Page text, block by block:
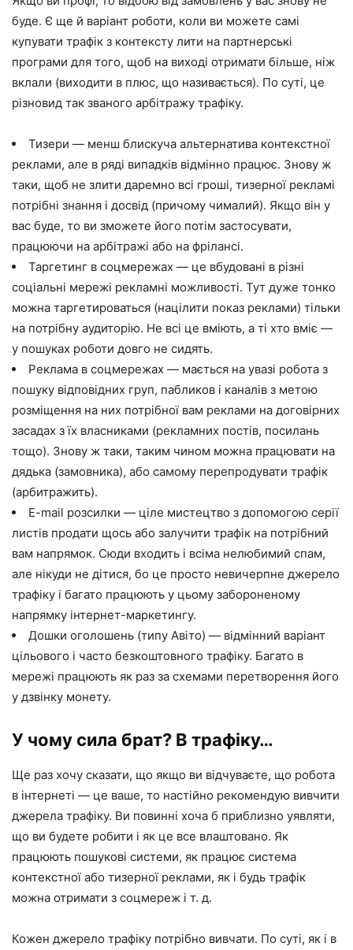
буде. Є ще й варіант роботи, коли ви можете самі
купувати трафік з контексту лити на партнерські
програми для того, щоб на виході отримати більше, ніж
вклали (виходити в плюс, що називається). По суті, це
різновид так званого арбітражу трафіку.
Тизери — менш блискуча альтернатива контекстної
реклами, але в ряді випадків відмінно працює. Знову ж
таки, щоб не злити даремно всі гроші, тизерної рекламі
потрібні знання і досвід (причому чималий). Якщо він у
вас буде, то ви зможете його потім застосувати,
працюючи на арбітражі або на фрілансі.
Таргетинг в соцмережах — це вбудовані в різні
соціальні мережі рекламні можливості. Тут дуже тонко
можна таргетироваться (націлити показ реклами) тільки
на потрібну аудиторію. Не всі це вміють, а ті хто вміє —
у пошуках роботи довго не сидять.
Реклама в соцмережах — мається на увазі робота з
пошуку відповідних груп, пабликов і каналів з метою
розміщення на них потрібної вам реклами на договірних
засадах з їх власниками (рекламних постів, посилань
тощо). Знову ж таки, таким чином можна працювати на
дядька (замовника), або самому перепродувати трафік
(арбитражить).
E-mail розсилки — ціле мистецтво з допомогою серії
листів продати щось або залучити трафік на потрібний
вам напрямок. Сюди входить і всіма нелюбимий спам,
але нікуди не дітися, бо це просто невичерпне джерело
трафіку і багато працюють у цьому забороненому
напрямку інтернет-маркетингу.
Дошки оголошень (типу Авіто) — відмінний варіант
цільового і часто безкоштовного трафіку. Багато в
мережі працюють як раз за схемами перетворення його
у дзвінку монету.
У чому сила брат? В трафіку…
Ще раз хочу сказати, що якщо ви відчуваєте, що робота
в інтернеті — це ваше, то настійно рекомендую вивчити
джерела трафіку. Ви повинні хоча б приблизно уявляти,
що ви будете робити і як це все влаштовано. Як
працюють пошукові системи, як працює система
контекстної або тизерної реклами, як і будь трафік
можна отримати з соцмереж і т. д.
Кожен джерело трафіку потрібно вивчати. По суті, як і в